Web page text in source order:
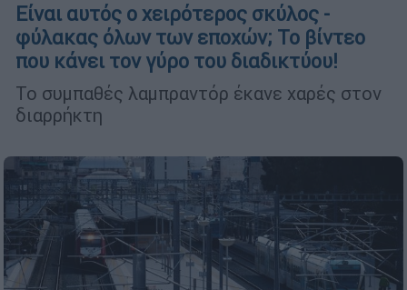
Είναι αυτός ο χειρότερος σκύλος -
φύλακας όλων των εποχών; Το βίντεο
που κάνει τον γύρο του διαδικτύου!
Το συμπαθές λαμπραντόρ έκανε χαρές στον
διαρρήκτη